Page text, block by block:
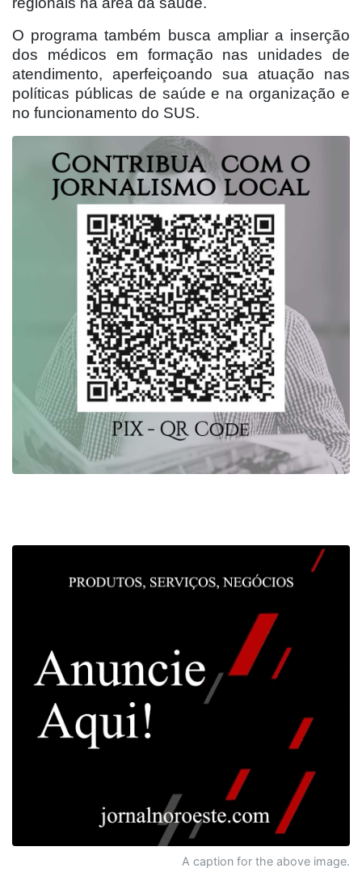
O programa também busca ampliar a inserção
dos médicos em formação nas unidades de
atendimento, aperfeiçoando sua atuação nas
políticas públicas de saúde e na organização e
no funcionamento do SUS.
A caption for the above image.